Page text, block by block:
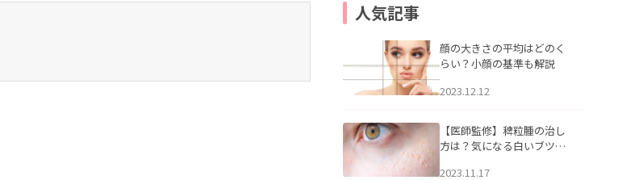
人気記事
顔の大きさの平均はどのく
らい？小顔の基準も解説
2023.12.12
【医師監修】稗粒腫の治し
方は？気になる白いブツブ
アについて
2023.11.17